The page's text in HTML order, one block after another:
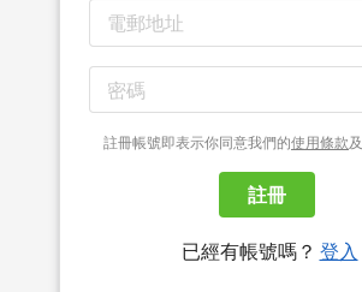
註冊帳號即表示你同意我們的使用條款及
註冊
已經有帳號嗎？ 登入